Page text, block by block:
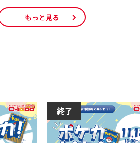
もっと見る
終了